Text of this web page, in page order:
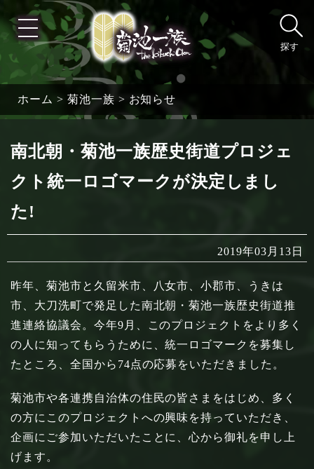
探す
ホーム > 菊池一族 > お知らせ
南北朝・菊池一族歴史街道プロジェ
クト統一ロゴマークが決定しまし
た!
2019年03月13日
昨年、菊池市と久留米市、八女市、小郡市、うきは
市、大刀洗町で発足した南北朝・菊池一族歴史街道推
進連絡協議会。今年9月、このプロジェクトをより多く
の人に知ってもらうために、統一ロゴマークを募集し
たところ、全国から74点の応募をいただきました。
菊池市や各連携自治体の住民の皆さまをはじめ、多く
の方にこのプロジェクトへの興味を持っていただき、
企画にご参加いただいたことに、心から御礼を申し上
げます。